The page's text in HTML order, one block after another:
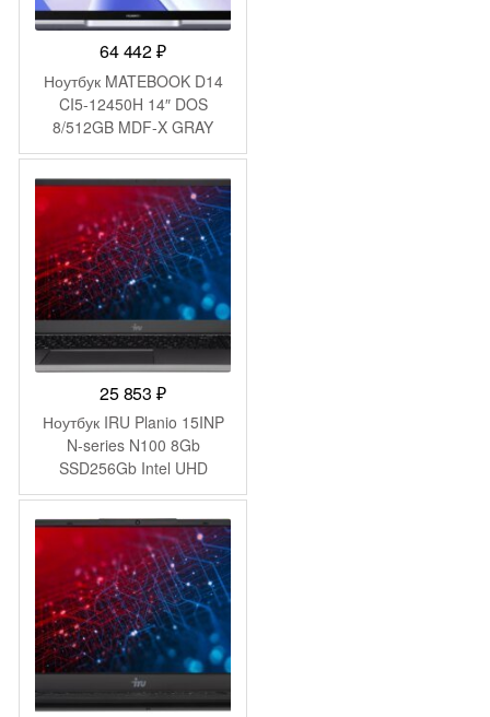
64 442₽
Ноутбук MATEBOOK D14
CI5-12450H 14″ DOS
8/512GB MDF-X GRAY
HUAWEI
25 853₽
Ноутбук IRU Planio 15INP
N-series N100 8Gb
SSD256Gb Intel UHD
Graphics 15.6″ IPS FHD
(1920×1080) FreeDOS grey
WiFi BT Cam 5000mAh
(2023738)